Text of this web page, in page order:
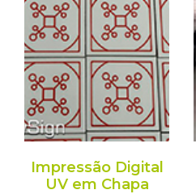
Impressão Digital
UV em Chapa